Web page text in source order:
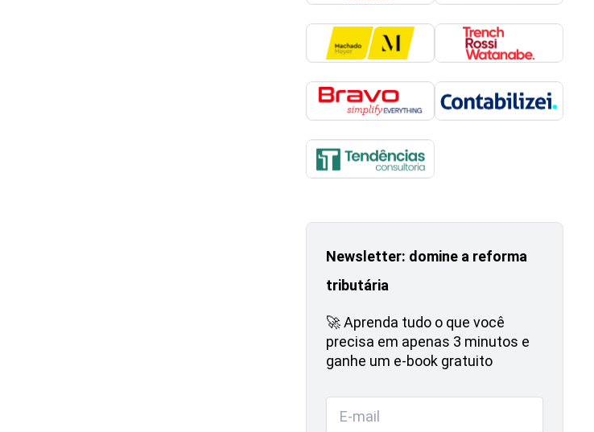
Newsletter: domine a reforma
tributária
🚀 Aprenda tudo o que você
precisa em apenas 3 minutos e
ganhe um e-book gratuito